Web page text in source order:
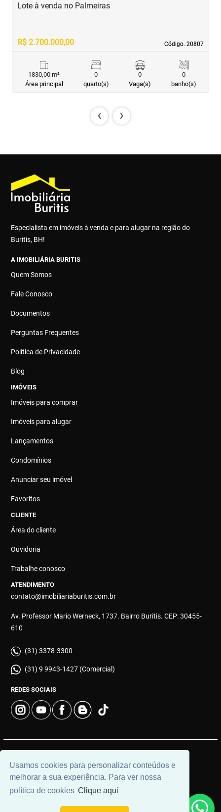
Usamos cookies para personalizar conteúdos e
melhorar a sua experiência. Para ver nossa
política de cookies Clique aqui
Código. 20807
Código. 20807
Lote à venda no Palmeiras
R$ 2.700.000,00
1830,00 m²
Área principal
0
quarto(s)
0
Vaga(s)
0
banho(s)
‹ ›
Especialista em imóveis à venda e para alugar na região do
Buritis, BH!
A IMOBILIÁRIA BURITIS
Quem Somos
Fale Conosco
Documentos
Perguntas Frequentes
Política de Privacidade
Blog
IMÓVEIS
Imóveis para comprar
Imóveis para alugar
Lançamentos
Condomínios
Anunciar seu imóvel
Favoritos
CLIENTE
Área do cliente
Ouvidoria
Trabalhe conosco
ATENDIMENTO
contato@imobiliariaburitis.com.br
Av. Professor Mario Werneck, 1737. Bairro Buritis. CEP: 30455-
610
(31) 3378-3300
(31) 9 9943-1427 (Comercial)
REDES SOCIAIS
Universal Software.